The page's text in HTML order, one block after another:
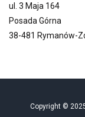
ul. 3 Maja 164
Posada Górna
38-481 Rymanów-
Copyright ©